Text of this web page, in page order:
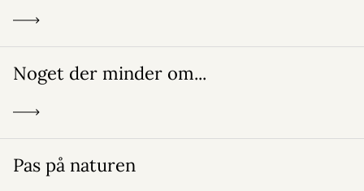
Noget der minder om...
Pas på naturen